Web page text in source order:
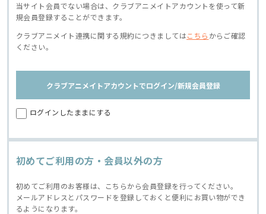
当サイト会員でない場合は、クラブアニメイトアカウントを使って新
規会員登録することができます。
クラブアニメイト連携に関する規約につきましてはこちら からご確認
ください。
クラブアニメイトアカウントでログイン/新規会員登録
ログインしたままにする
初めてご利用の方・会員以外の方
初めてご利用のお客様は、こちらから会員登録を行ってください。
メールアドレスとパスワードを登録しておくと便利にお買い物ができ
るようになります。